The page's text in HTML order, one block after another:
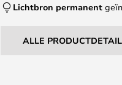
Lichtbron permanent
ALLE